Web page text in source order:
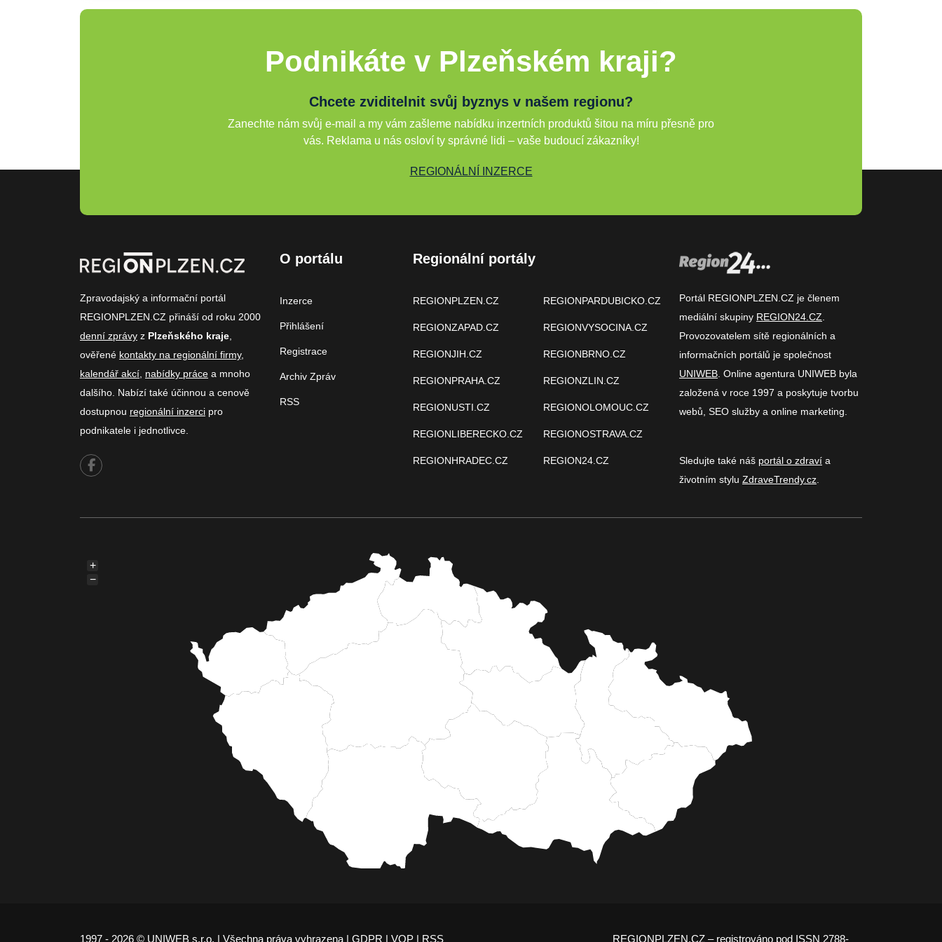
Podnikáte v Plzeňském kraji?
Chcete zviditelnit svůj byznys v našem regionu?
Zanechte nám svůj e-mail a my vám zašleme nabídku inzertních produktů šitou na míru přesně pro
vás. Reklama u nás osloví ty správné lidi – vaše budoucí zákazníky!
REGIONÁLNÍ INZERCE
Zpravodajský a informační portál
REGIONPLZEN.CZ přináší od roku 2000
denní zprávy z Plzeňského kraje
ověřené kontakty na regionální firmy,
kalendář akcí nabídky práce a mnoho
dalšího. Nabízí také účinnou a cenově
dostupnou regionální inzerci pro
podnikatele i jednotlivce.
O portálu
Inzerce
Přihlášení
Registrace
Archiv Zpráv
RSS
Regionální portály
REGIONPLZEN.CZ
REGIONZAPAD.CZ
REGIONJIH.CZ
REGIONPRAHA.CZ
REGIONUSTI.CZ
REGIONLIBERECKO.CZ
REGIONHRADEC.CZ
REGIONPARDUBICKO.CZ
REGIONVYSOCINA.CZ
REGIONBRNO.CZ
REGIONZLIN.CZ
REGIONOLOMOUC.CZ
REGIONOSTRAVA.CZ
REGION24.CZ
Portál REGIONPLZEN.CZ je členem
mediální skupiny REGION24.CZ
Provozovatelem sítě regionálních a
informačních portálů je společnost
UNIWEB . Online agentura UNIWEB byla
založená v roce 1997 a poskytuje tvorbu
webů, SEO služby a online marketing.
Sledujte také náš portál o zdraví a
životním stylu ZdraveTrendy.cz
+
−
1997 - 2026 © UNIWEB s.r.o. | Všechna práva vyhrazena | GDPR | VOP | RSS REGIONPLZEN.CZ – registrováno pod ISSN 2788-